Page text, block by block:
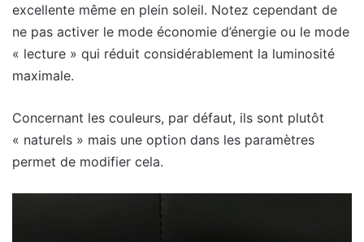
excellente même en plein soleil. Notez cependant de
ne pas activer le mode économie d’énergie ou le mode
« lecture » qui réduit considérablement la luminosité
maximale.
Concernant les couleurs, par défaut, ils sont plutôt
« naturels » mais une option dans les paramètres
permet de modifier cela.